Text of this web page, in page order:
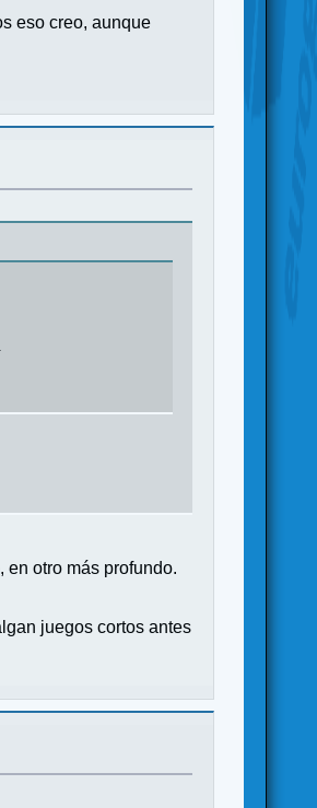
eso creo, aunque
en otro más profundo.
juegos cortos antes